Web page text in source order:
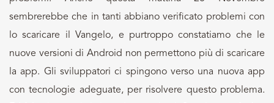
sembrerebbe che in tanti abbiano verificato problemi con
lo scaricare il Vangelo, e purtroppo constatiamo che le
nuove versioni di Android non permettono più di scaricare
la app. Gli sviluppatori ci spingono verso una nuova app
con tecnologie adeguate, per risolvere questo problema.